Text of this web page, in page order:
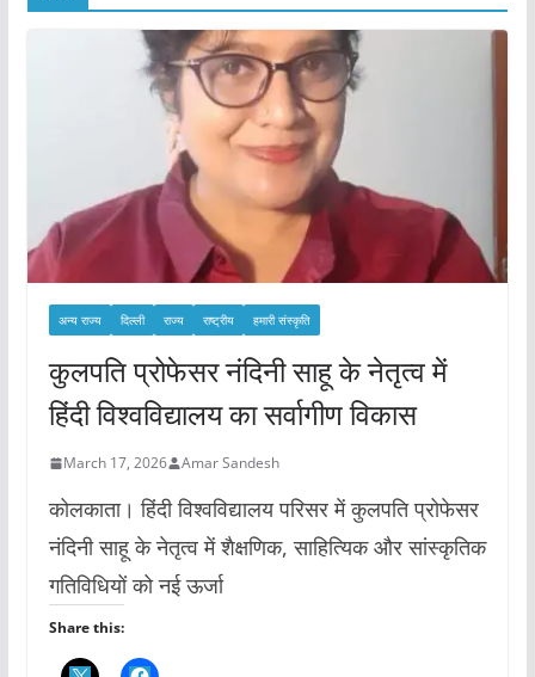
अन्य राज्य दिल्ली राज्य राष्ट्रीय हमारी संस्कृति
कुलपति प्रोफेसर नंदिनी साहू के नेतृत्व में
हिंदी विश्वविद्यालय का सर्वागीण विकास
March 17, 2026 Amar Sandesh
कोलकाता। हिंदी विश्वविद्यालय परिसर में कुलपति प्रोफेसर
नंदिनी साहू के नेतृत्व में शैक्षणिक, साहित्यिक और सांस्कृतिक
गतिविधियों को नई ऊर्जा
Share this: